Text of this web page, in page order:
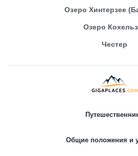
Озеро Хинтерзее
Озеро
Честер
Общие положения и